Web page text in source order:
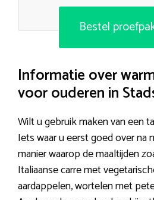
Bestel
Informatie over
voor ouderen in
Wilt u gebruik maken van een
Iets waar u eerst goed over na
manier waarop de maaltijden
Italiaanse carre met
aardappelen, wortelen met